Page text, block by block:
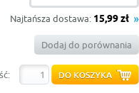
Najtańsza dostawa: 15,99 zł
Dodaj do porównania